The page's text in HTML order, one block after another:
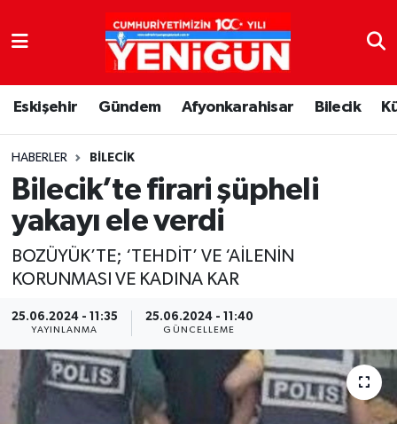
Eskişehir Gündem Afyonkarahisar Bilecik
HABERLER BILECIK
Bilecik’te firari şüpheli
yakayı ele verdi
BOZÜYÜK’TE; ‘TEHDİT’ VE ‘AİLENİN
KORUNMASI VE KADINA KAR
25.06.2024 - 11:35
YAYINLANMA
25.06.2024 - 11:40
GÜNCELLEME
Nöbetçi Eczaneler
Hava Durumu
Trafik Durumu
Süper Lig Puan Durumu ve Fikstür
Tüm Manşetler
Haber Arşivi